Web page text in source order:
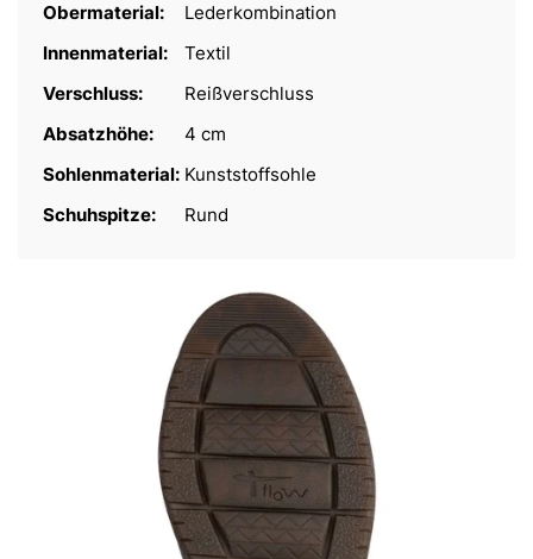
Obermaterial:
Lederkombination
Innenmaterial:
Textil
Verschluss:
Reißverschluss
Absatzhöhe:
4 cm
Sohlenmaterial: Kunststoffsohle
Schuhspitze:
Rund